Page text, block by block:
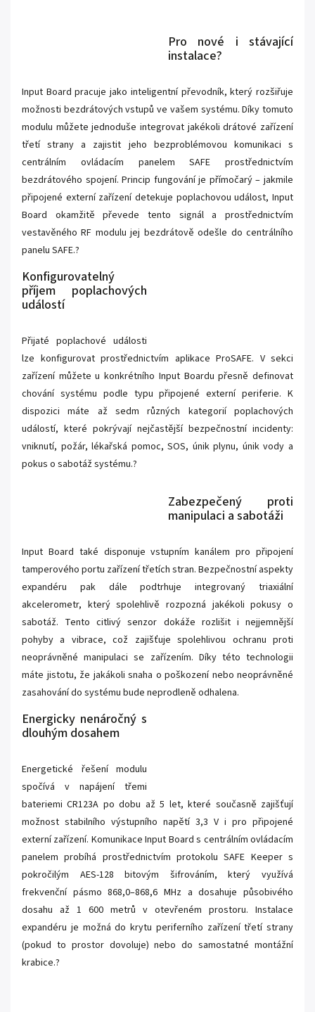
Pro nové i stávající
instalace?
Input Board pracuje jako inteligentní převodník, který rozšiřuje
možnosti bezdrátových vstupů ve vašem systému. Díky tomuto
modulu můžete jednoduše integrovat jakékoli drátové zařízení
třetí strany a zajistit jeho bezproblémovou komunikaci s
centrálním ovládacím panelem SAFE prostřednictvím
bezdrátového spojení. Princip fungování je přímočarý – jakmile
připojené externí zařízení detekuje poplachovou událost, Input
Board okamžitě převede tento signál a prostřednictvím
vestavěného RF modulu jej bezdrátově odešle do centrálního
panelu SAFE.?
Konfigurovatelný
příjem poplachových
událostí
Přijaté poplachové události
lze konfigurovat prostřednictvím aplikace ProSAFE. V sekci
zařízení můžete u konkrétního Input Boardu přesně definovat
chování systému podle typu připojené externí periferie. K
dispozici máte až sedm různých kategorií poplachových
událostí, které pokrývají nejčastější bezpečnostní incidenty:
vniknutí, požár, lékařská pomoc, SOS, únik plynu, únik vody a
pokus o sabotáž systému.?
Zabezpečený proti
manipulaci a sabotáži
Input Board také disponuje vstupním kanálem pro připojení
tamperového portu zařízení třetích stran. Bezpečnostní aspekty
expandéru pak dále podtrhuje integrovaný triaxiální
akcelerometr, který spolehlivě rozpozná jakékoli pokusy o
sabotáž. Tento citlivý senzor dokáže rozlišit i nejjemnější
pohyby a vibrace, což zajišťuje spolehlivou ochranu proti
neoprávněné manipulaci se zařízením. Díky této technologii
máte jistotu, že jakákoli snaha o poškození nebo neoprávněné
zasahování do systému bude neprodleně odhalena.
Energicky nenáročný s
dlouhým dosahem
Energetické řešení modulu
spočívá v napájení třemi
bateriemi CR123A po dobu až 5 let, které současně zajišťují
možnost stabilního výstupního napětí 3,3 V i pro připojené
externí zařízení. Komunikace Input Board s centrálním ovládacím
panelem probíhá prostřednictvím protokolu SAFE Keeper s
pokročilým AES-128 bitovým šifrováním, který využívá
frekvenční pásmo 868,0–868,6 MHz a dosahuje působivého
dosahu až 1 600 metrů v otevřeném prostoru. Instalace
expandéru je možná do krytu periferního zařízení třetí strany
(pokud to prostor dovoluje) nebo do samostatné montážní
krabice.?